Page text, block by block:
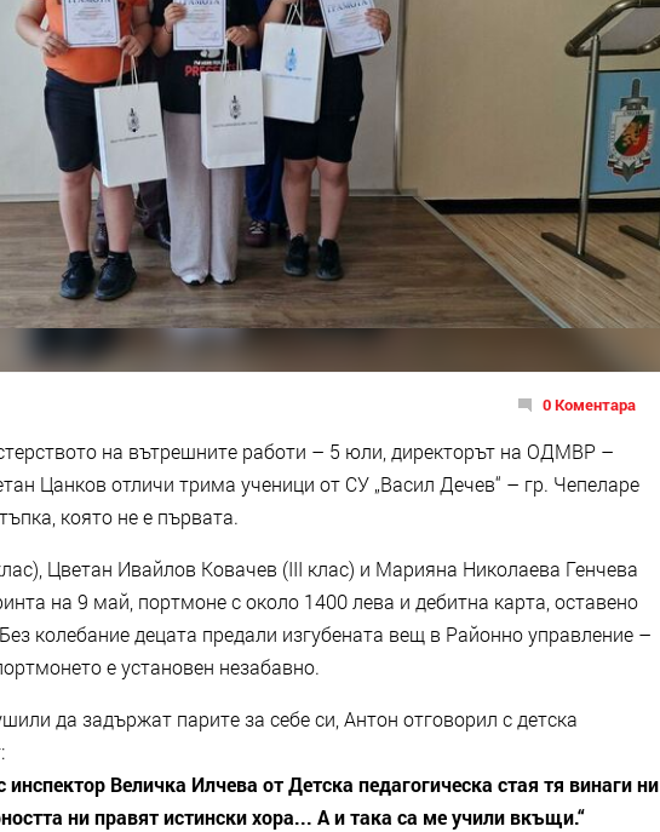
0 Коментара
на вътрешните работи – 5 юли, директорът на ОДМВР –
Цанков отличи трима ученици от СУ „Васил Дечев“ – гр. Чепеларе
която не е първата.
Цветан Ивайлов Ковачев (III клас) и Марияна Николаева Генчева
на 9 май, портмоне с около 1400 лева и дебитна карта, оставено
колебание децата предали изгубената вещ в Районно управление –
е установен незабавно.
да задържат парите за себе си, Антон отговорил с детска
инспектор Величка Илчева от Детска педагогическа стая тя винаги ни
ни правят истински хора... А и така са ме учили вкъщи.“